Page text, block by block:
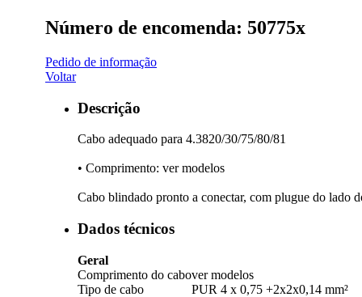
Número de encomenda: 50775x
Pedido de informação
Voltar
Descrição
Cabo adequado para 4.3820/­30/­75/­80/­81
• Comprimento: ver modelos
Cabo blindado pronto a conectar, com plugue do lado
Dados técnicos
Geral
Comprimento do cabover modelos
Tipo de cabo
PUR 4 x 0,75 +2x2x0,14 mm²